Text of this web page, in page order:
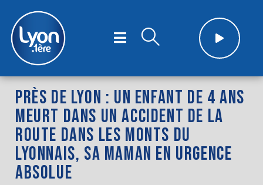
PRÈS DE LYON : UN ENFANT DE 4 ANS
MEURT DANS UN ACCIDENT DE LA
ROUTE DANS LES MONTS DU
LYONNAIS, SA MAMAN EN URGENCE
ABSOLUE